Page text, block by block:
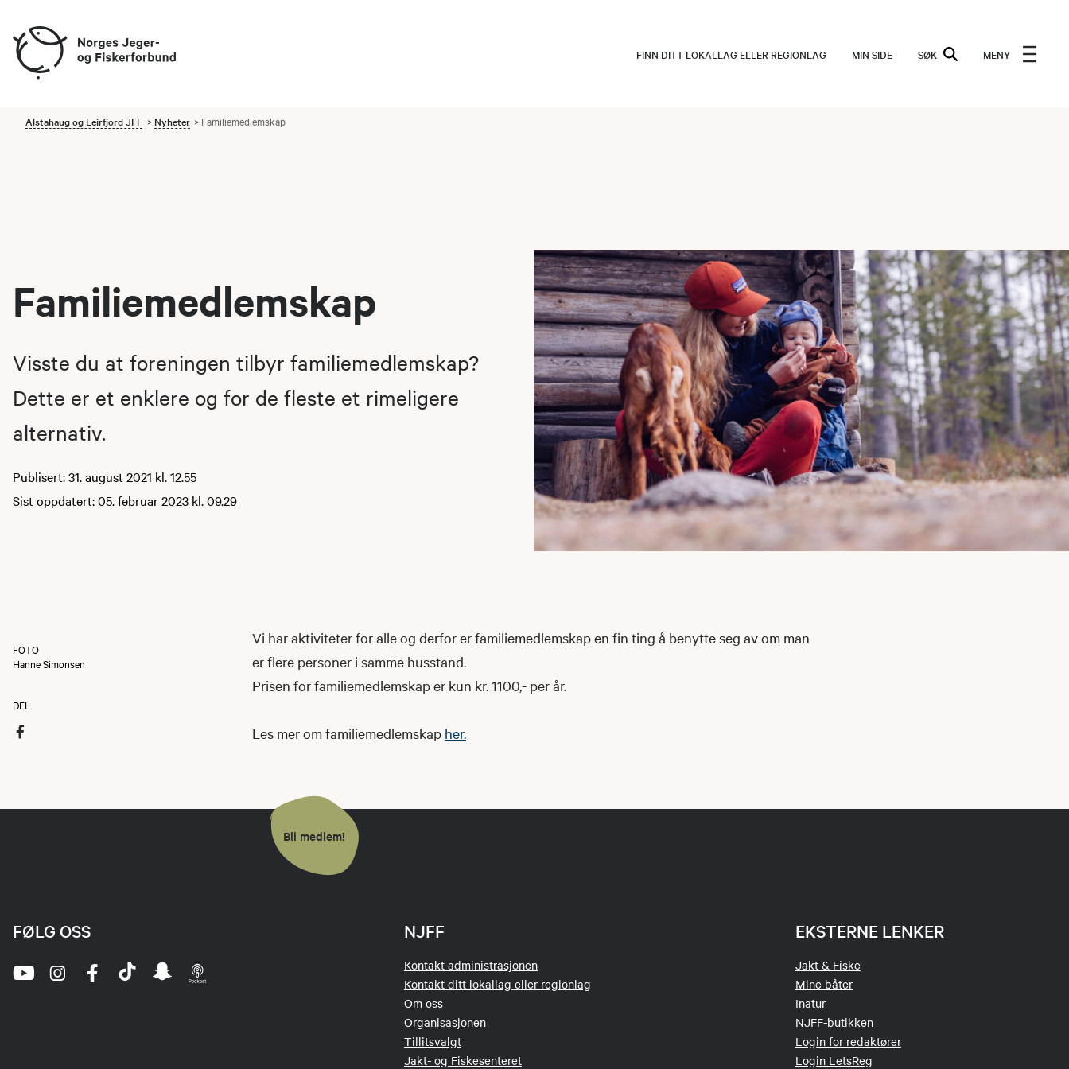
FINN DITT LOKALLAG ELLER REGIONLAG MIN SIDE SØK MENY
Alstahaug og Leirfjord JFF Nyheter Familiemedlemskap
Familiemedlemskap
Visste du at foreningen tilbyr familiemedlemskap?
Dette er et enklere og for de fleste et rimeligere
alternativ.
Publisert: 31. august 2021 kl. 12.55
Sist oppdatert: 05. februar 2023 kl. 09.29
FOTO
Hanne Simonsen
DEL
Vi har aktiviteter for alle og derfor er familiemedlemskap en fin ting å benytte seg av om man
er flere personer i samme husstand.
Prisen for familiemedlemskap er kun kr. 1100,- per år.
Les mer om familiemedlemskap her.
Bli medlem!
NJFF
Kontakt administrasjonen
Kontakt ditt lokallag eller regionlag
Om oss
Organisasjonen
Tillitsvalgt
Jakt- og Fiskesenteret
EKSTERNE LENKER
Jakt & Fiske
Mine båter
Inatur
NJFF-butikken
Login for redaktører
Login LetsReg
FØLG OSS